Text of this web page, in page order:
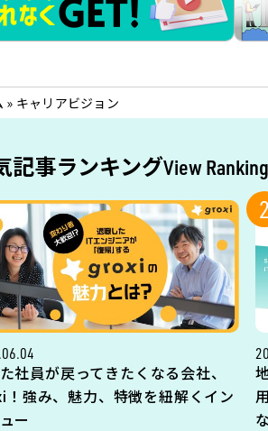
» キャリアビジョン
記事ランキングView Ranking
社員が戻ってきたくなる会社、
強み、魅力、特徴を紐解くイン
ー
2